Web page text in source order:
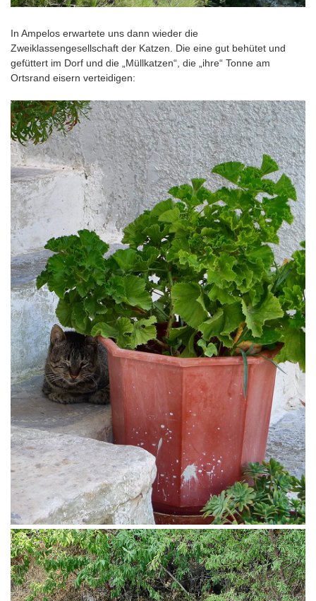
In Ampelos erwartete uns dann wieder die
Zweiklassengesellschaft der Katzen. Die eine gut behütet und
gefüttert im Dorf und die „Müllkatzen“, die „ihre“ Tonne am
Ortsrand eisern verteidigen: